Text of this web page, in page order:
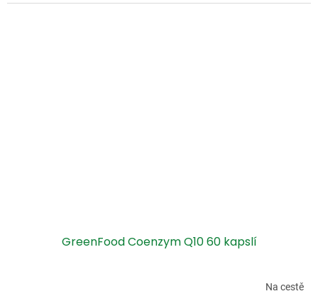
GreenFood Coenzym Q10 60 kapslí
Na cestě